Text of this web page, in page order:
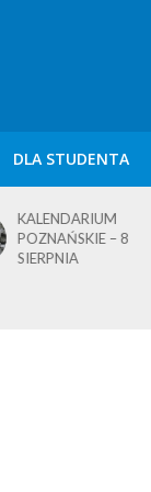
DLA STUDENTA
KALENDARIUM
POZNAŃSKIE – 7
SIERPNIA